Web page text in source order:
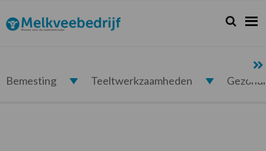
de
hoofdnavigatie
de
hoofd
de
eerste
de
voettekst
Melkveebedrijf.nl Zoeken...
Zoek
Bemesting Teeltwerkzaamheden